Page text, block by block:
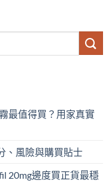
最值得買？用家真實
、風險與購買貼士
20mg邊度買正貨最穩